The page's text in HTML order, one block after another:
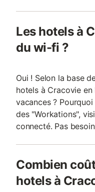
Les hotels à
du wi-fi ?
Oui ! Selon la base
hotels à Cracovie
vacances ?
des "Workations",
connecté. Pas
Combien
hotels à